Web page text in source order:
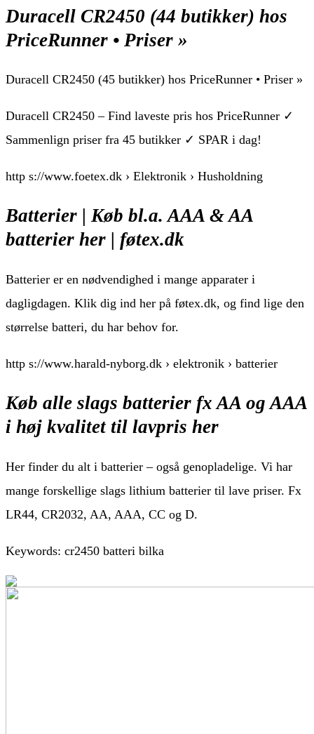
Duracell CR2450 (44 butikker) hos
PriceRunner • Priser »
Duracell CR2450 (45 butikker) hos PriceRunner • Priser »
Duracell CR2450 – Find laveste pris hos PriceRunner ✓
Sammenlign priser fra 45 butikker ✓ SPAR i dag!
http s://www.foetex.dk › Elektronik › Husholdning
Batterier | Køb bl.a. AAA & AA
batterier her | føtex.dk
Batterier er en nødvendighed i mange apparater i
dagligdagen. Klik dig ind her på føtex.dk, og find lige den
størrelse batteri, du har behov for.
http s://www.harald-nyborg.dk › elektronik › batterier
Køb alle slags batterier fx AA og AAA
i høj kvalitet til lavpris her
Her finder du alt i batterier – også genopladelige. Vi har
mange forskellige slags lithium batterier til lave priser. Fx
LR44, CR2032, AA, AAA, CC og D.
Keywords: cr2450 batteri bilka